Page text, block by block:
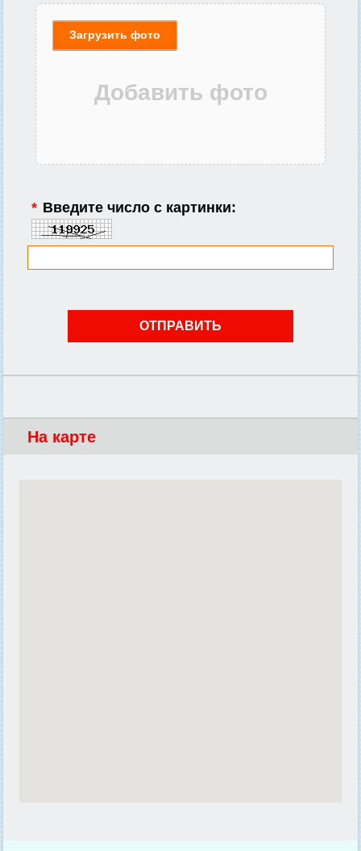
Загрузить фото
* Введите число с картинки:
На карте